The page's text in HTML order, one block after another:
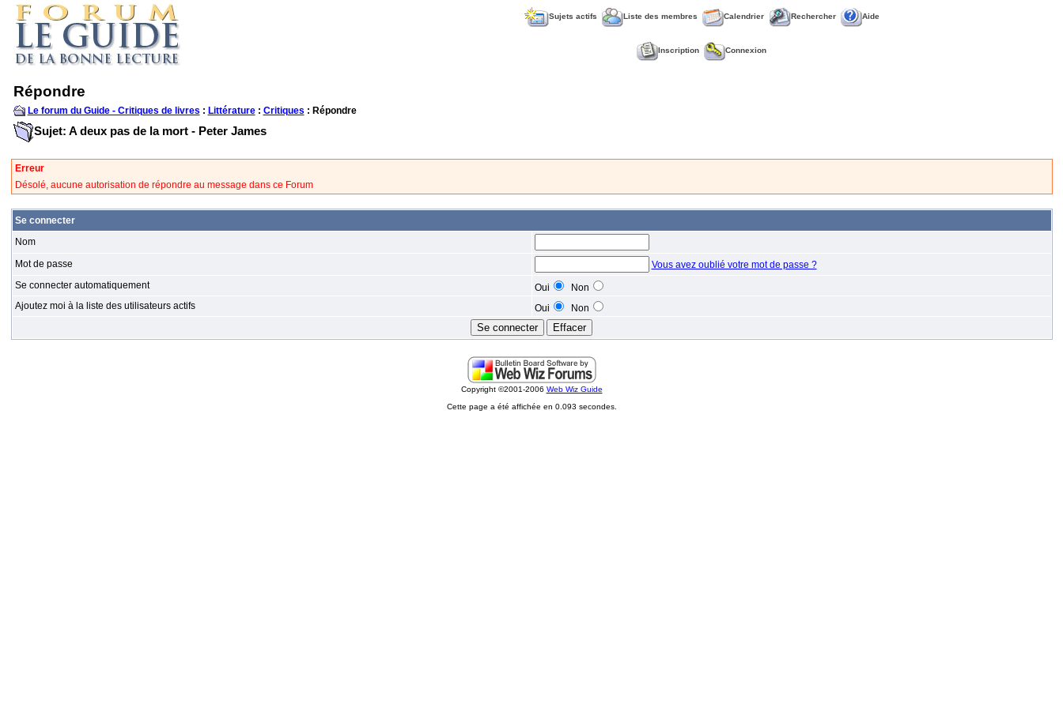
Sujets actifs Liste des membres Calendrier Rechercher Aide
Inscription Connexion
Répondre
Le forum du Guide - Critiques de livres : Littérature: Critiques : Répondre
Sujet: A deux pas de la mort - Peter James
Erreur
Désolé, aucune autorisation de répondre au message dans ce Forum
Se connecter
Nom
Mot de passe
Vous avez oublié votre mot de passe ?
Se connecter automatiquement
Oui
Non
Ajoutez moi à la liste des utilisateurs actifs
Oui Non
Copyright ©2001-2006 Web Wiz Guide
Cette page a été affichée en 0.093 secondes.